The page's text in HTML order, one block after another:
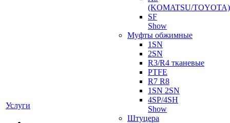
Услуги
(KOMATSU/TOYOTA)
SF
Show
Муфты обжимные
1SN
2SN
R3/R4 тканевые
PTFE
R7 R8
1SN 2SN
4SP/4SH
Show
Штуцера